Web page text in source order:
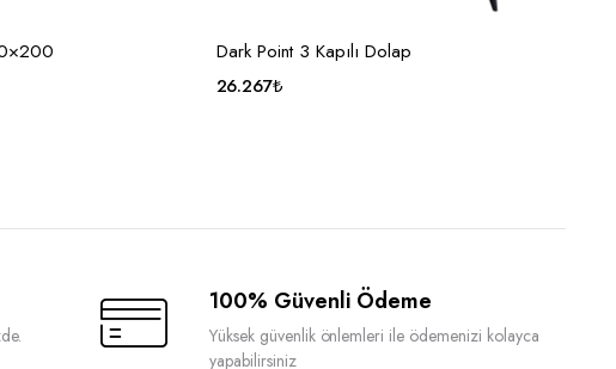
EKLE SEPETE EKLE
Dark Point 3 Kapılı Dolap
26.267₺
100% Güvenli Ödeme
Yüksek güvenlik önlemleri ile ödemenizi kolayca
yapabilirsiniz